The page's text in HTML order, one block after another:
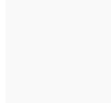
finns med
behövs
som visar